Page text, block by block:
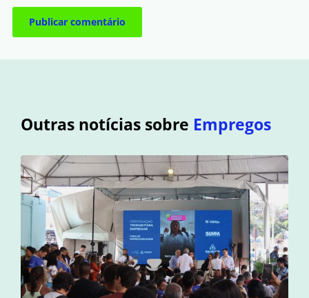
Outras notícias sobre Empregos